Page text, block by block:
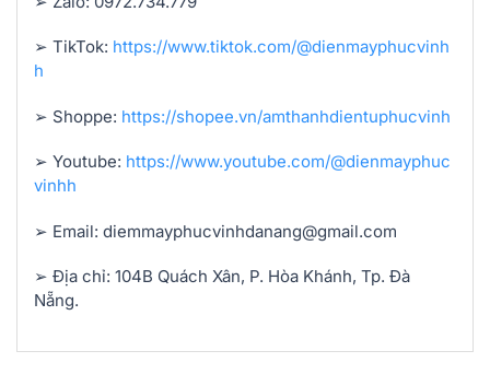
➢ TikTok: https://www.tiktok.com/@dienmayphucvinh
h
➢ Shoppe: https://shopee.vn/amthanhdientuphucvinh
➢ Youtube: https://www.youtube.com/@dienmayphuc
vinhh
➢ Email: diemmayphucvinhdanang@gmail.com
➢ Địa chỉ: 104B Quách Xân, P. Hòa Khánh, Tp. Đà
Nẵng.